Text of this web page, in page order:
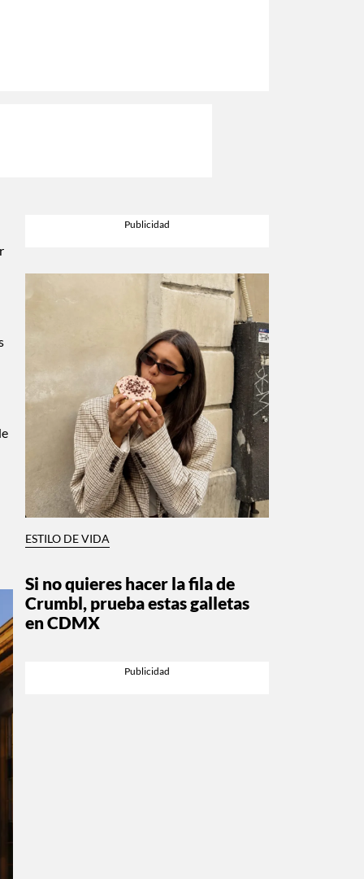
ESTILO DE VIDA
Si no quieres hacer la fila de
Crumbl, prueba estas galletas
en CDMX